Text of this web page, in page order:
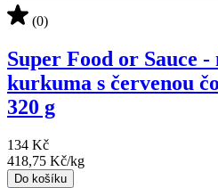
(0)
Super Food or Sauce
kurkuma s červenou
320 g
134 Kč
418,75 Kč/kg
Do košíku